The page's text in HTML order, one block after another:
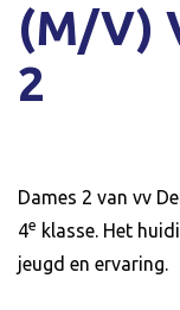
(M/V)
2
Dames 2 van vv
4e klasse. Het
jeugd en ervaring.